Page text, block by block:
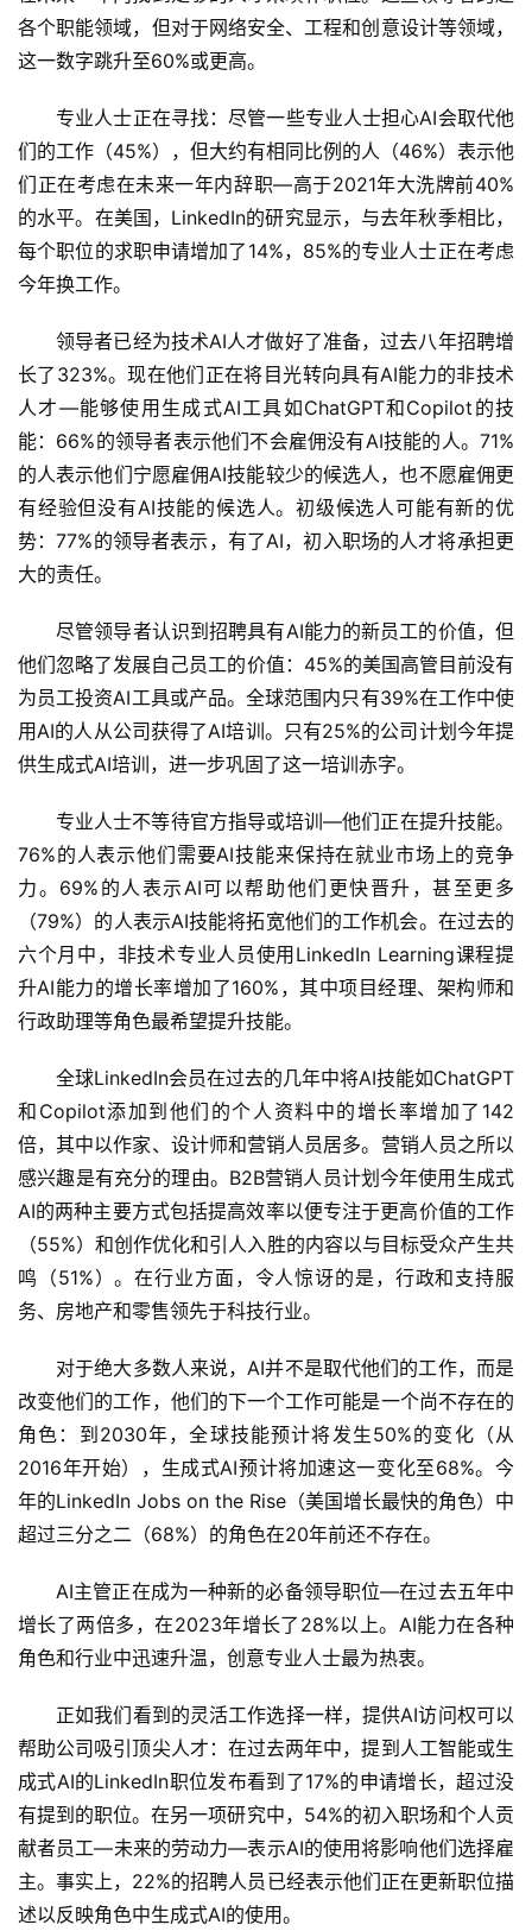
应
行
业
/
好
教
程
模
型
框
报
告
各个职能领域，但对于网络安全、工程和创意设计等领域，
这一数字跳升至60%或更高。
专业人士正在寻找：尽管一些专业人士担心AI会取代他
们的工作（45%），但大约有相同比例的人（46%）表示他
们正在考虑在未来一年内辞职—高于2021年大洗牌前40%
的水平。在美国，LinkedIn的研究显示，与去年秋季相比，
每个职位的求职申请增加了14%，85%的专业人士正在考虑
今年换工作。
领导者已经为技术AI人才做好了准备，过去八年招聘增
长了323%。现在他们正在将目光转向具有AI能力的非技术
人才—能够使用生成式AI工具如ChatGPT和Copilot的技
能：66%的领导者表示他们不会雇佣没有AI技能的人。71%
的人表示他们宁愿雇佣AI技能较少的候选人，也不愿雇佣更
有经验但没有AI技能的候选人。初级候选人可能有新的优
势：77%的领导者表示，有了AI，初入职场的人才将承担更
大的责任。
尽管领导者认识到招聘具有AI能力的新员工的价值，但
他们忽略了发展自己员工的价值：45%的美国高管目前没有
为员工投资AI工具或产品。全球范围内只有39%在工作中使
用AI的人从公司获得了AI培训。只有25%的公司计划今年提
供生成式AI培训，进一步巩固了这一培训赤字。
专业人士不等待官方指导或培训—他们正在提升技能。
76%的人表示他们需要AI技能来保持在就业市场上的竞争
力。69%的人表示AI可以帮助他们更快晋升，甚至更多
（79%）的人表示AI技能将拓宽他们的工作机会。在过去的
六个月中，非技术专业人员使用LinkedIn Learning课程提
升AI能力的增长率增加了160%，其中项目经理、架构师和
行政助理等角色最希望提升技能。
全球LinkedIn会员在过去的几年中将AI技能如ChatGPT
和Copilot添加到他们的个人资料中的增长率增加了142
倍，其中以作家、设计师和营销人员居多。营销人员之所以
感兴趣是有充分的理由。B2B营销人员计划今年使用生成式
AI的两种主要方式包括提高效率以便专注于更高价值的工作
（55%）和创作优化和引人入胜的内容以与目标受众产生共
鸣（51%）。在行业方面，令人惊讶的是，行政和支持服
务、房地产和零售领先于科技行业。
对于绝大多数人来说，AI并不是取代他们的工作，而是
改变他们的工作，他们的下一个工作可能是一个尚不存在的
角色：到2030年，全球技能预计将发生50%的变化（从
2016年开始），生成式AI预计将加速这一变化至68%。今
年的LinkedIn Jobs on the Rise（美国增长最快的角色）中
超过三分之二（68%）的角色在20年前还不存在。
AI主管正在成为一种新的必备领导职位—在过去五年中
增长了两倍多，在2023年增长了28%以上。AI能力在各种
角色和行业中迅速升温，创意专业人士最为热衷。
正如我们看到的灵活工作选择一样，提供AI访问权可以
帮助公司吸引顶尖人才：在过去两年中，提到人工智能或生
成式AI的LinkedIn职位发布看到了17%的申请增长，超过没
有提到的职位。在另一项研究中，54%的初入职场和个人贡
献者员工—未来的劳动力—表示AI的使用将影响他们选择雇
主。事实上，22%的招聘人员已经表示他们正在更新职位描
述以反映角色中生成式AI的使用。